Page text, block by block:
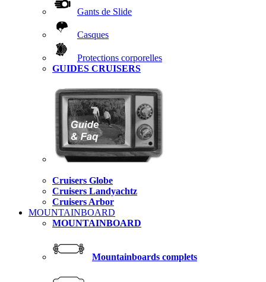
Gants de Slide
Casques
Protections corporelles
GUIDES CRUISERS
Cruisers Globe
Cruisers Landyachtz
Cruisers Arbor
MOUNTAINBOARD
MOUNTAINBOARD
Mountainboards complets